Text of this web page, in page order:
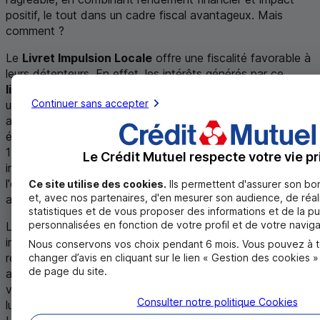
positif, le tout dans un cadre fiscal avantageux. Mais
comment ?
Le Livret Impulsion Locale offre une fiscalité favorable à
leurs détenteurs. En effet, les intérêts générés par ce
livret solidaire
unique (PFU) de 12,8%, sauf option pour le barème de l'
au moment de la déclaration. Dans tous les cas, ils sont
également soumis aux prélèvements sociaux au taux de
17,2%. Ainsi, malgré ces prélèvements, ce livret demeure
intéressant pour les personnes souhaitant soutenir
l'économie locale tout en bénéficiant d'une fiscalité
avantageuse.
Le
Livret d’Épargne pour les Autrespropose une
incitation fiscale particulière pour ceux qui choisissent de
reverser une partie ou la totalité de leurs intérêts à des
associations. À l’instar d’un donateur classique, lorsque
vous allouez vos intérêts à des organisations à but non
lucratif, vous pouvez prétendre à uneréduction fiscale
Continuer sans accepter
Le Crédit Mutuel respecte votre vie
Ce site utilise des cookies. Ils permettent d'assurer son
et, avec nos partenaires, d'en mesurer son audience, de
statistiques et de vous proposer des informations et de la
personnalisées en fonction de votre profil et de votre
Nous conservons vos choix pendant 6 mois. Vous pouvez à
changer d’avis en cliquant sur le lien « Gestion des cookies
de page du site.
Consulter notre politique Cookies